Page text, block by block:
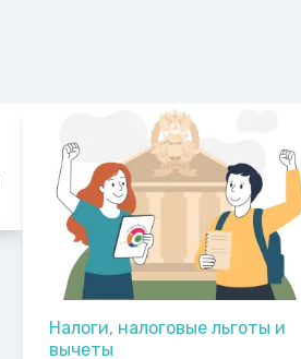
Налоги, налоговые льготы и
вычеты